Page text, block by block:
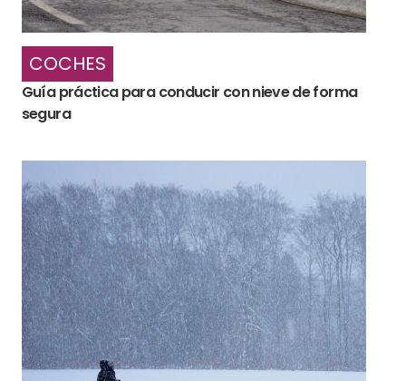
COCHES
Guía práctica para conducir con nieve de forma
segura